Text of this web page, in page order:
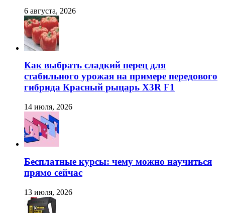
6 августа, 2026
Как выбрать сладкий перец для
стабильного урожая на примере передового
гибрида Красный рыцарь X3R F1
14 июля, 2026
Бесплатные курсы: чему можно научиться
прямо сейчас
13 июля, 2026